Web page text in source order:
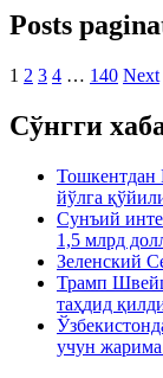
Posts
1 2 3 4 … 140 Next
Сўнгги
Тошкентдан
йўлга
Сунъий
1,5 млрд
Зеленский
Трамп
таҳдид
учун